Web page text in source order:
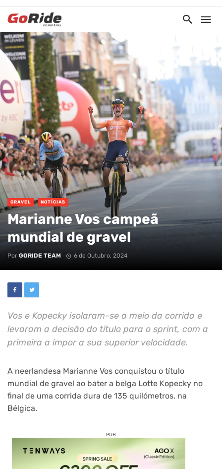
GRAVEL NOTÍCIAS
Marianne Vos campeã
mundial de gravel
Por GORIDE TEAM 6 de Outubro, 2024
Vos e Kopecky isolaram-se a meio da corrida e
levaram a decisão do título para o sprint, com a
primeira a impor a sua superior velocidade.
A neerlandesa Marianne Vos conquistou o título
mundial de gravel ao bater a belga Lotte Kopecky no
final de uma corrida dura de 135 quilómetros, na
Bélgica.
PUB